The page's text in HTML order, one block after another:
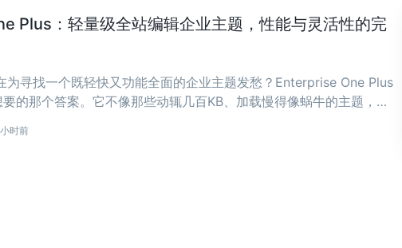
Plus：轻量级全站编辑企业主题，性能与灵活性的完
为寻找一个既轻快又功能全面的企业主题发愁？Enterprise One Plus
的那个答案。它不像那些动辄几百KB、加载慢得像蜗牛的主题，而
时前